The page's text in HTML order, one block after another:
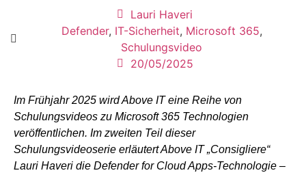
Lauri Haveri
Defender, IT-Sicherheit, Microsoft 365,
Schulungsvideo
20/05/2025
Im Frühjahr 2025 wird Above IT eine Reihe von
Schulungsvideos zu Microsoft 365 Technologien
veröffentlichen. Im zweiten Teil dieser
Schulungsvideoserie erläutert Above IT „Consigliere“
Lauri Haveri die Defender for Cloud Apps-Technologie –